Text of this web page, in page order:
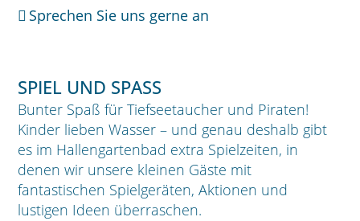
Sprechen Sie uns gerne an
SPIEL UND SPASS
Bunter Spaß für Tiefseetaucher und Piraten!
Kinder lieben Wasser – und genau deshalb gibt
es im Hallengartenbad extra Spielzeiten, in
denen wir unsere kleinen Gäste mit
fantastischen Spielgeräten, Aktionen und
lustigen Ideen überraschen.